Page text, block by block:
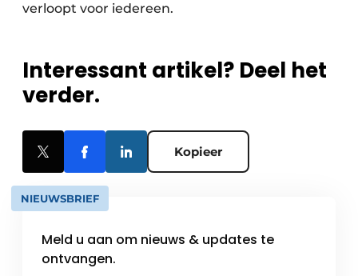
verloopt voor iedereen.
Interessant artikel? Deel het
verder.
Kopieer
NIEUWSBRIEF
Meld u aan om nieuws & updates te
ontvangen.